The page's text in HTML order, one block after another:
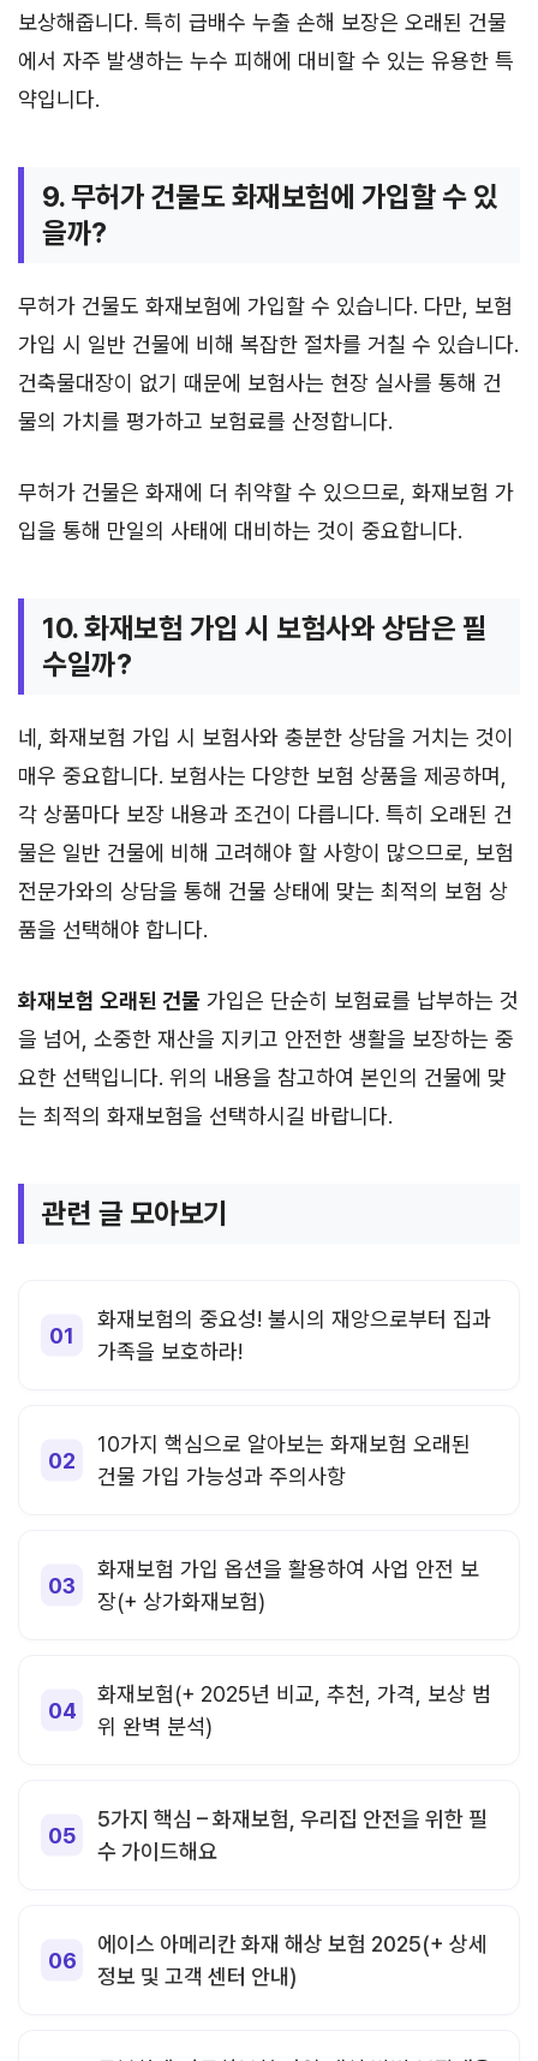
보상해줍니다. 특히 급배수 누출 손해 보장은 오래된 건물
에서 자주 발생하는 누수 피해에 대비할 수 있는 유용한 특
약입니다.
9. 무허가 건물도 화재보험에 가입할 수 있
을까?
무허가 건물도 화재보험에 가입할 수 있습니다. 다만, 보험
가입 시 일반 건물에 비해 복잡한 절차를 거칠 수 있습니다.
건축물대장이 없기 때문에 보험사는 현장 실사를 통해 건
물의 가치를 평가하고 보험료를 산정합니다.
무허가 건물은 화재에 더 취약할 수 있으므로, 화재보험 가
입을 통해 만일의 사태에 대비하는 것이 중요합니다.
10. 화재보험 가입 시 보험사와 상담은 필
수일까?
네, 화재보험 가입 시 보험사와 충분한 상담을 거치는 것이
매우 중요합니다. 보험사는 다양한 보험 상품을 제공하며,
각 상품마다 보장 내용과 조건이 다릅니다. 특히 오래된 건
물은 일반 건물에 비해 고려해야 할 사항이 많으므로, 보험
전문가와의 상담을 통해 건물 상태에 맞는 최적의 보험 상
품을 선택해야 합니다.
화재보험 오래된 건물 가입은 단순히 보험료를 납부하는 것
을 넘어, 소중한 재산을 지키고 안전한 생활을 보장하는 중
요한 선택입니다. 위의 내용을 참고하여 본인의 건물에 맞
는 최적의 화재보험을 선택하시길 바랍니다.
관련 글 모아보기
화재보험의 중요성! 불시의 재앙으로부터 집과
가족을 보호하라!
10가지 핵심으로 알아보는 화재보험 오래된
건물 가입 가능성과 주의사항
화재보험 가입 옵션을 활용하여 사업 안전 보
장(+ 상가화재보험)
화재보험(+ 2025년 비교, 추천, 가격, 보상 범
위 완벽 분석)
5가지 핵심 – 화재보험, 우리집 안전을 위한 필
수 가이드해요
에이스 아메리칸 화재 해상 보험 2025(+ 상세
정보 및 고객 센터 안내)